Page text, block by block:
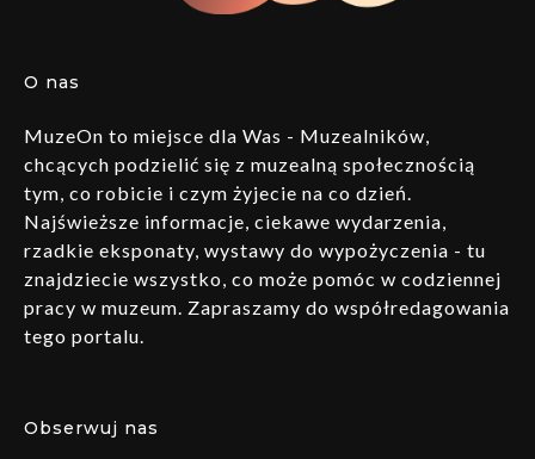
O nas
MuzeOn to miejsce dla Was - Muzealników,
chcących podzielić się z muzealną społecznością
tym, co robicie i czym żyjecie na co dzień.
Najświeższe informacje, ciekawe wydarzenia,
rzadkie eksponaty, wystawy do wypożyczenia - tu
znajdziecie wszystko, co może pomóc w codziennej
pracy w muzeum. Zapraszamy do współredagowania
tego portalu.
Obserwuj nas